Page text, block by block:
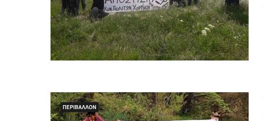
ΠΕΡΙΒΆΛΛΟΝ